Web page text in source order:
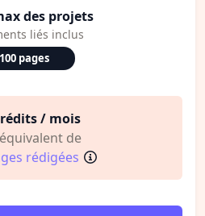
des projets
liés inclus
100 pages
/ mois
de
rédigées